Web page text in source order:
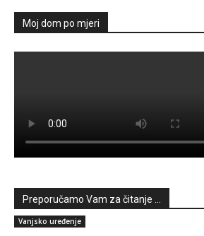
Moj dom po mjeri
Preporučamo Vam za čitanje ...
Vanjsko uređenje